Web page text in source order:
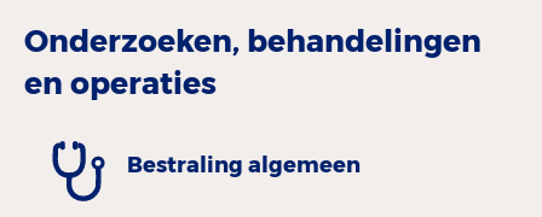
Onderzoeken, behandelingen
en operaties
Bestraling algemeen